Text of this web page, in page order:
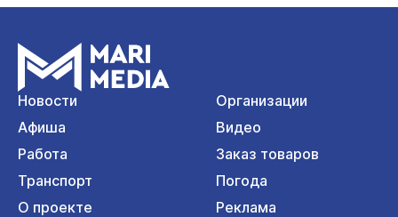
Новости
Организации
Афиша
Видео
Работа
Заказ товаров
Транспорт
Погода
О проекте
Реклама